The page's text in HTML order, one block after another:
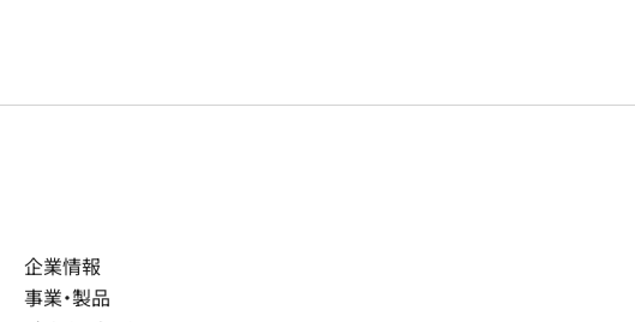
企業情報
事業・製品